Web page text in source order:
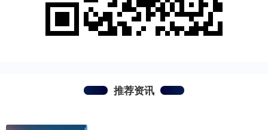
推荐资讯